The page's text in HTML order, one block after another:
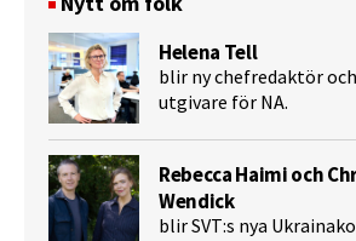
Helena Tell
blir ny chefredaktör
utgivare för NA.
Rebecca Haimi och
Wendick
blir SVT:s nya